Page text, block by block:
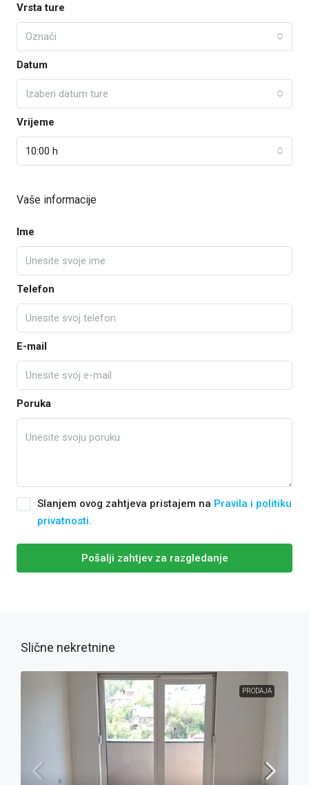
Vrsta ture
Označi
Datum
Izaberi datum ture
Vrijeme
10:00 h
Vaše informacije
Ime
Telefon
E-mail
Poruka
Slanjem ovog zahtjeva pristajem na Pravila i politiku
privatnosti.
Pošalji zahtjev za razgledanje
Slične nekretnine
PRODAJA